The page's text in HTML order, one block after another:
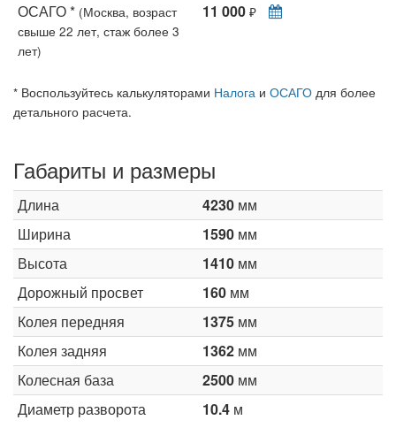
ОСАГО * (Москва, возраст
свыше 22 лет, стаж более 3
лет)
11 000 ₽
* Воспользуйтесь калькуляторами Налога и ОСАГО для более
детального расчета.
Габариты и размеры
Длина 4230 мм
Ширина
1590 мм
Высота
1410 мм
Дорожный просвет
160 мм
Колея передняя
1375 мм
Колея задняя
1362 мм
Колесная база
2500 мм
Диаметр разворота
10.4 м